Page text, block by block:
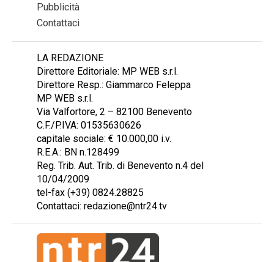
Pubblicità
Contattaci
LA REDAZIONE
Direttore Editoriale: MP WEB s.r.l.
Direttore Resp.: Giammarco Feleppa
MP WEB s.r.l.
Via Valfortore, 2 – 82100 Benevento
C.F./P.IVA: 01535630626
capitale sociale: € 10.000,00 i.v.
R.E.A.: BN n.128499
Reg. Trib. Aut. Trib. di Benevento n.4 del
10/04/2009
tel-fax (+39) 0824.28825
Contattaci: redazione@ntr24.tv